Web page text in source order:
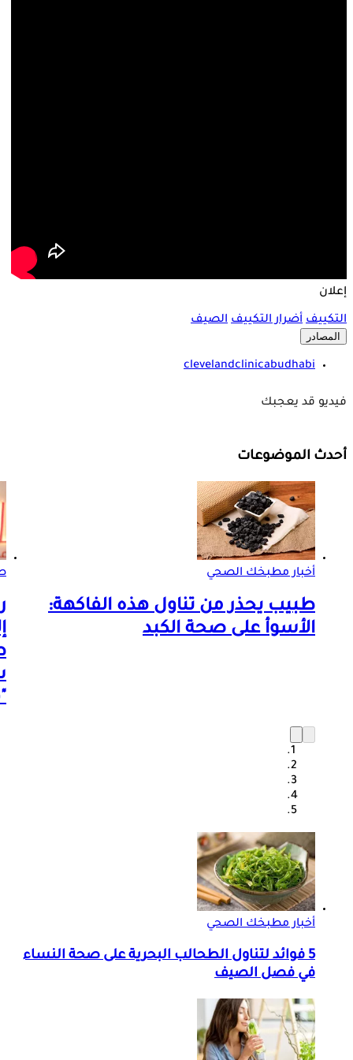
إعلان
التكييف أضرار التكييف الصيف
المصادر
clevelandclinicabudhabi
فيديو قد يعجبك
أحدث الموضوعات
أخبار مطبخك الصحي
طبيب يحذر من تناول هذه الفاكهة:
الأسوأ على صحة الكبد
أخبار مطبخك الصحي
5 فوائد لتناول الطحالب البحرية على صحة النساء
في فصل الصيف